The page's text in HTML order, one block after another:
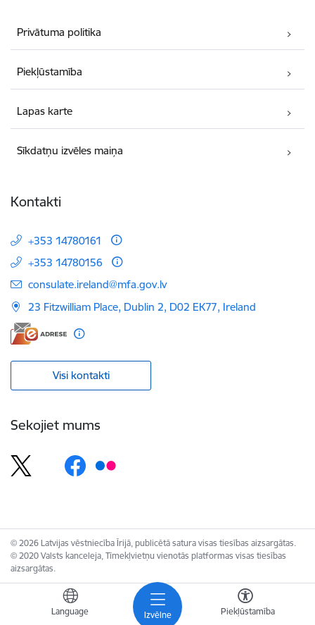
Izvēlne
Language Piekļūstamība
Privātuma politika
Piekļūstamība
Lapas karte
Sīkdatņu izvēles maiņa
Kontakti
+353 14780161
+353 14780156
E-pasts:
consulate.ireland@mfa.gov.lv
23 Fitzwilliam Place, Dublin 2, D02 EK77, Ireland
Visi kontakti
Sekojiet mums
© 2026 Latvijas vēstniecība Īrijā, publicētā satura visas tiesības aizsargātas.
© 2020 Valsts kanceleja, Tīmekļvietņu vienotās platformas visas tiesības
aizsargātas.